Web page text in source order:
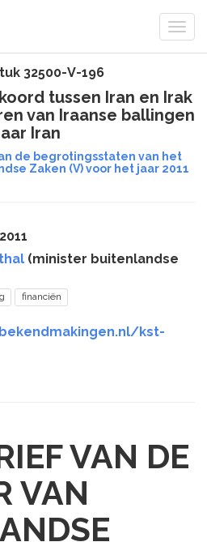
32500-V-196
tussen Iran en Irak
van Iraanse ballingen
Iran
de begrotingsstaten van het
Zaken (V) voor het jaar 2011
(minister buitenlandse
financiën
kst-
VAN DE
VAN